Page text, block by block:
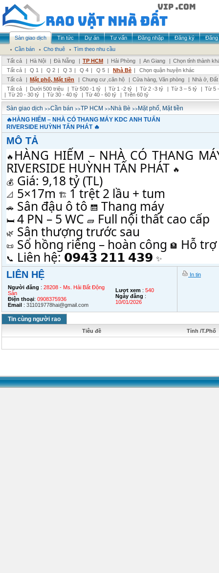
Sàn giao dịch Tin tức Dự án Tư vấn Đăng nhập Đăng ký
Đăng
Cần bán
Cho thuê
Tìm theo nhu cầu
Tất cả
| Hà Nội | Đà Nẵng | TP HCM | Hải Phòng | An Giang | Chọn tỉnh thành
Tất cả | Q 1 | Q 2 | Q 3 | Q 4 | Q 5 | Nhà Bè |
Chọn quận huyện khác
Tất cả
| Mặt phố, Mặt tiền | Chung cư ,căn hộ | Cửa hàng, Văn phòng | Nhà ở,
Tất cả
| Dưới 500 triệu | Từ 500 -1 tỷ | Từ 1 -2 tỷ | Từ 2 -3 tỷ | Từ 3 – 5 tỷ | Từ 5
| Từ 20 - 30 tỷ | Từ 30 - 40 tỷ | Từ 40 - 60 tỷ | Trên 60 tỷ
Sàn giao dịch >>Cần bán >>TP HCM >>Nhà Bè >>Mặt phố, Mặt tiền
🔥HÀNG HIẾM – NHÀ CÓ THANG MÁY KDC ANH TUẤN
RIVERSIDE HUỲNH TẤN PHÁT 🔥
MÔ TẢ
HÀNG HIẾM – NHÀ CÓ THANG
RIVERSIDE HUỲNH TẤN PHÁT
Giá: 9,18 tỷ (TL)
5×17m 1 trệt 2 lầu + tum
Sân đậu ô tô Thang máy
4 PN – 5 WC Full nội thất cao cấp
Sân thượng trước sau
Sổ hồng riêng – hoàn công Hỗ
Liên hệ: 𝟬𝟵𝟰𝟯 𝟮𝟭𝟭 𝟰𝟯𝟵
LIÊN HỆ
Người đăng : 28208 - Ms. Hải Bất Động
Sản
Điện thoại: 0908375936
Email : 311019778hai@gmail.com
Lượt xem : 540
Ngày đăng :
10/01/2026
In tin
Tin cùng người rao
Tiêu đề Tỉnh /T.Phố